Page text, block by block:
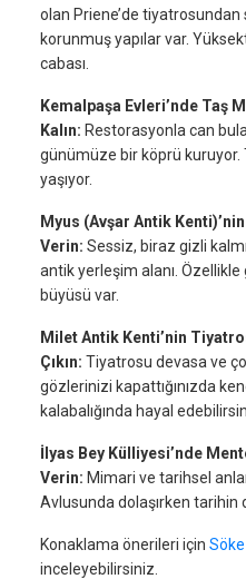
olan Priene’de
korunmuş yapılar var.
cabası.
Kemalpaşa Evleri’nde Taş
Kalın: Restorasyonla can
günümüze bir köprü kuruyor.
yaşıyor.
Myus (Avşar Antik
Verin: Sessiz, biraz gizli
antik yerleşim alanı. Özellikle
büyüsü var.
Milet Antik Kenti’nin
Çıkın: Tiyatrosu devasa ve
gözlerinizi kapattığınızda
kalabalığında hayal
İlyas Bey Külliyesi’nde
Verin: Mimari ve tarihsel
Avlusunda dolaşırken tarihin
Konaklama önerileri için
inceleyebilirsiniz.